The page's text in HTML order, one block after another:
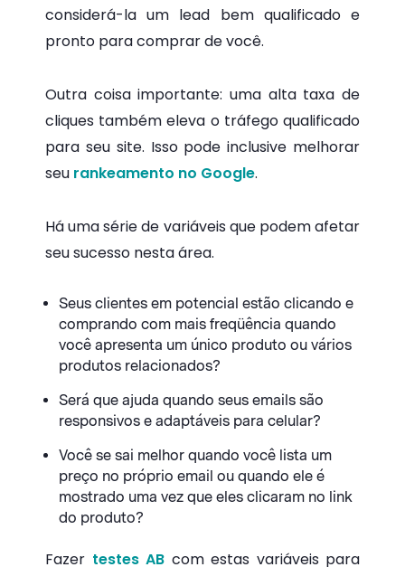
considerá-la um lead bem qualificado e
pronto para comprar de você.
Outra coisa importante: uma alta taxa de
cliques também eleva o tráfego qualificado
para seu site. Isso pode inclusive melhorar
seu rankeamento no Google.
Há uma série de variáveis que podem afetar
seu sucesso nesta área.
Seus clientes em potencial estão clicando e
comprando com mais freqüência quando
você apresenta um único produto ou vários
produtos relacionados?
Será que ajuda quando seus emails são
responsivos e adaptáveis para celular?
Você se sai melhor quando você lista um
preço no próprio email ou quando ele é
mostrado uma vez que eles clicaram no link
do produto?
Fazer testes AB com estas variáveis para